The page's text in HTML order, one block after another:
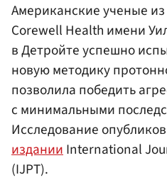
Американские ученые
Corewell Health имени
в Детройте успешно
новую методику
позволила победить
с минимальными
Исследование
изданииInternational
(IJPT).